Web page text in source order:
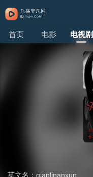
首页 电影 电视剧
英文名： qianlinanxun